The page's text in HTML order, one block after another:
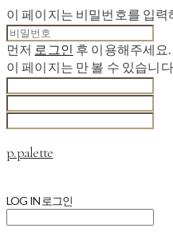
이 페이지는 비밀번호를 입력
먼저 로그인 후 이용해주세요.
이 페이지는 만 볼 수 있습니
p.palette
LOG IN 로그인